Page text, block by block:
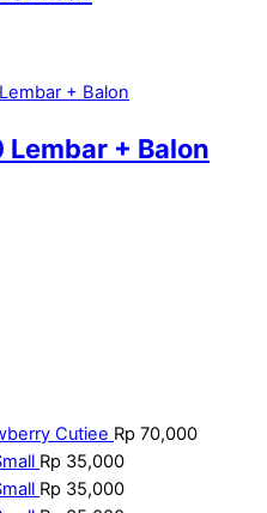
Lembar + Balon
Cutiee Rp 70,000
Rp 35,000
Rp 35,000